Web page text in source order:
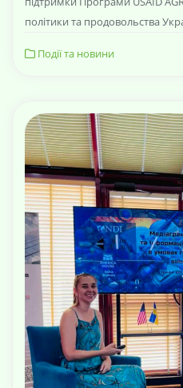
політики та продовольства
Події та новини